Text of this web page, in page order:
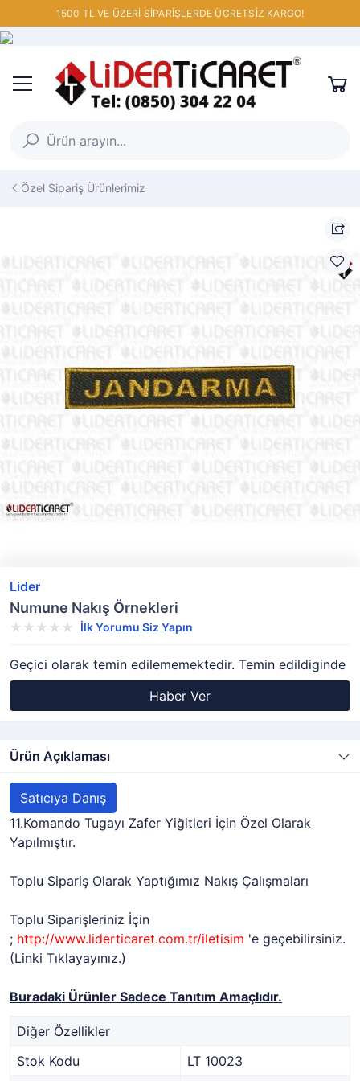
1500 TL VE ÜZERİ SİPARİŞLERDE ÜCRETSİZ KARGO!
Özel Sipariş Ürünlerimiz
Lider
Numune Nakış Örnekleri
İlk Yorumu Siz Yapın
Geçici olarak temin edilememektedir. Temin edildiginde
Haber Ver
Ürün Açıklaması
Satıcıya Danış
11.Komando Tugayı Zafer Yiğitleri İçin Özel Olarak
Yapılmıştır.
Toplu Sipariş Olarak Yaptığımız Nakış Çalışmaları
Toplu Siparişleriniz İçin
; http://www.liderticaret.com.tr/iletisim 'e geçebilirsiniz.
(Linki Tıklayayınız.)
Buradaki Ürünler Sadece Tanıtım Amaçlıdır.
Diğer Özellikler
Stok Kodu
LT 10023